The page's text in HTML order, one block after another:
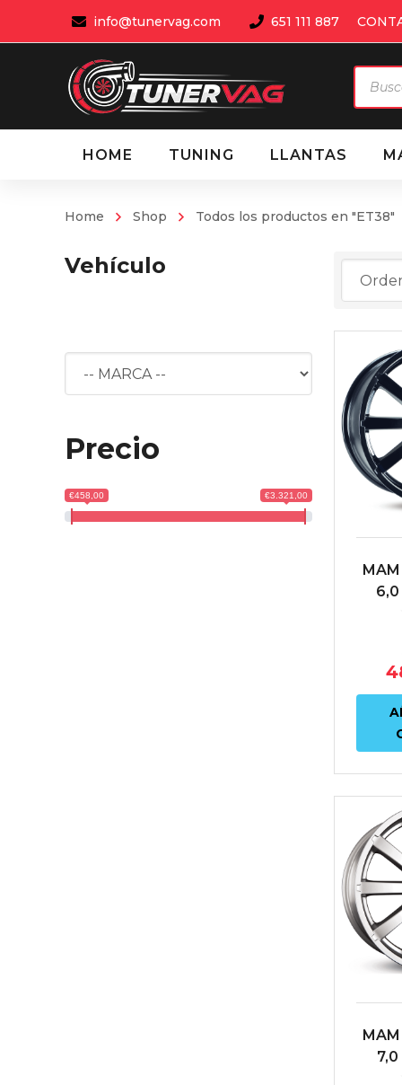
info@tunervag.com 651 111 887
de
HOME
TUNING LLANTAS
Home Shop Todos los productos en "ET38"
Vehículo
Precio
€458,00 €3.321,00
6,0
7,0